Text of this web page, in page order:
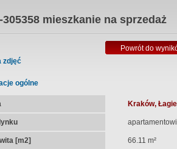
305358mieszkanie na sprzedaż
Powrót do
zdjęć
ogólne
Kraków,
[m2] 66.11 m²